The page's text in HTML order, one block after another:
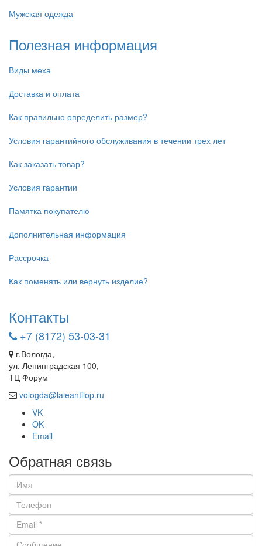
Мужская одежда
Полезная информация
Виды меха
Доставка и оплата
Как правильно определить размер?
Условия гарантийного обслуживания в течении трех лет
Как заказать товар?
Условия гарантии
Памятка покупателю
Дополнительная информация
Рассрочка
Как поменять или вернуть изделие?
Контакты
+7 (8172) 53-03-31
г.Вологда,
ул. Ленинградская 100,
ТЦ Форум
vologda@laleantilop.ru
VK
OK
Email
Обратная связь